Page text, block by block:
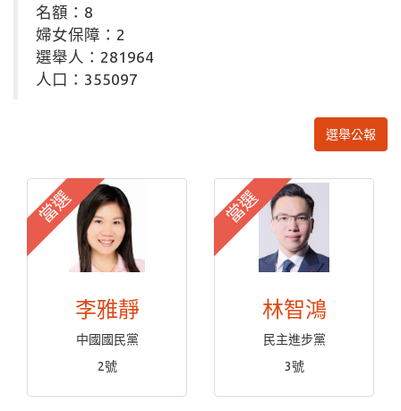
名額：8
婦女保障：2
選舉人：281964
人口：355097
選舉公報
當選
李雅靜
中國國民黨
2號
當選
林智鴻
民主進步黨
3號